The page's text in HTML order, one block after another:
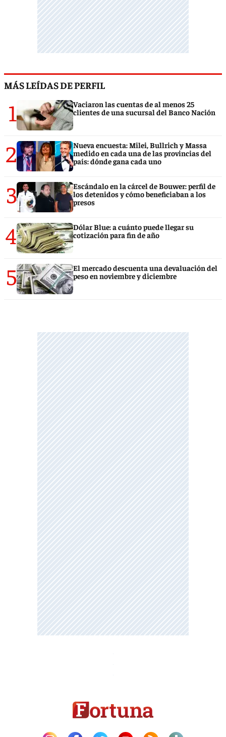
MÁS LEÍDAS DE PERFIL
1
Vaciaron las cuentas de al menos 25
clientes de una sucursal del Banco Nación
2
Nueva encuesta: Milei, Bullrich y Massa
medido en cada una de las provincias del
país: dónde gana cada uno
3
Escándalo en la cárcel de Bouwer: perfil de
los detenidos y cómo beneficiaban a los
presos
4
Dólar Blue: a cuánto puede llegar su
cotización para fin de año
5
El mercado descuenta una devaluación del
peso en noviembre y diciembre